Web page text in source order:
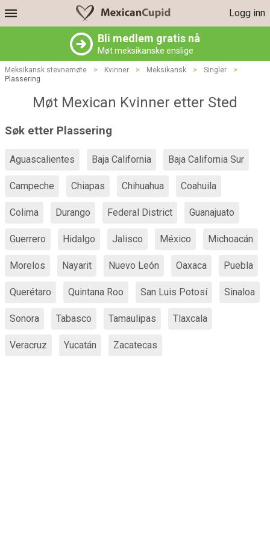
Logg inn
Bli medlem gratis nå
Møt meksikanske enslige
Meksikansk stevnemøte > Kvinner > Meksikansk > Singler
>
Plassering
Møt Mexican Kvinner etter Sted
Søk etter Plassering
Aguascalientes Baja California Baja California Sur
Campeche Chiapas Chihuahua Coahuila
Colima Durango Federal District Guanajuato
Guerrero Hidalgo Jalisco México Michoacán
Morelos Nayarit Nuevo León Oaxaca Puebla
Querétaro Quintana Roo San Luis Potosí Sinaloa
Sonora Tabasco Tamaulipas Tlaxcala
Veracruz Yucatán Zacatecas